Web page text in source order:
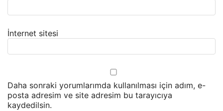
İnternet sitesi
Daha sonraki yorumlarımda kullanılması için adım, e-
posta adresim ve site adresim bu tarayıcıya
kaydedilsin.